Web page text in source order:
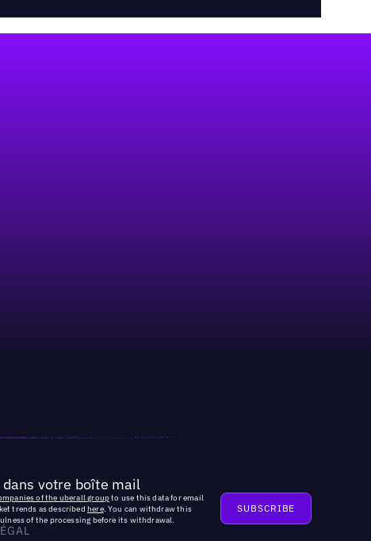
votre boîte mail
of the uberall groupto use this data for email
trends as described here. You can withdraw this
of the processing before its withdrawal.